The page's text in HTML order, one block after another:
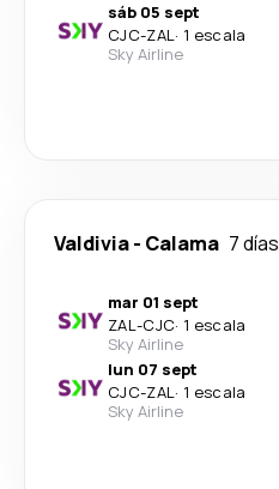
sáb 05 sept
CJC-ZAL· 1 escala
Sky Airline
Valdivia- Calama 7 días
mar 01 sept
ZAL-CJC· 1 escala
Sky Airline
lun 07 sept
CJC-ZAL· 1 escala
Sky Airline